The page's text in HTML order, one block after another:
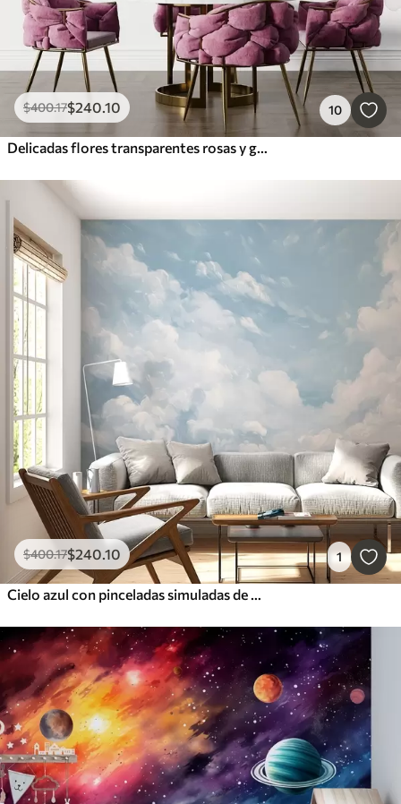
$400.17$240.10 10
Delicadas flores transparentes rosas y grises con pétalos suaves y difuminados sobre fondo blanco
$400.17$240.10 1
Cielo azul con pinceladas simuladas de óleo